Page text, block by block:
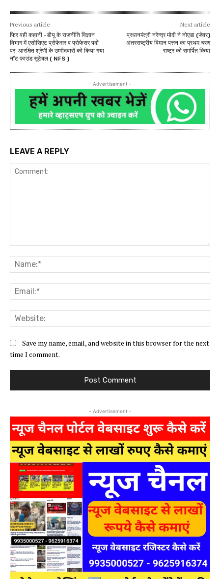
Previous article
फिर वही कहानी -डीयू के राजनीति विज्ञान
विभाग में एसोसिएट प्रोफेसर व प्रोफेसर पदों
पर आरक्षित श्रेणी के उम्मीदवारों को किया गया
नॉट फाउंड सूटेबल ( NFS )
Next article
प्रधानमंत्री नरेन्‍द्र मोदी ने नोएडा (जेवर)
अंतरराष्ट्रीय विमान पत्तन का प्रथम चरण
राष्ट्र को समर्पित किया
- Advertisement -
LEAVE A REPLY
Save my name, email, and website in this browser for the next
time I comment.
- Advertisement -